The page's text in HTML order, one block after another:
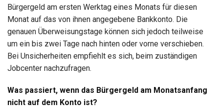
Bürgergeld am ersten Werktag eines Monats für diesen
Monat auf das von ihnen angegebene Bankkonto. Die
genauen Überweisungstage können sich jedoch teilweise
um ein bis zwei Tage nach hinten oder vorne verschieben.
Bei Unsicherheiten empfiehlt es sich, beim zuständigen
Jobcenter nachzufragen.
Was passiert, wenn das Bürgergeld am Monatsanfang
nicht auf dem Konto ist?